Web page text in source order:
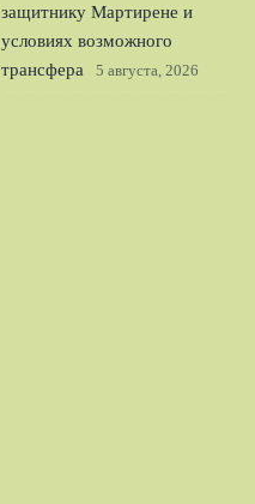
защитнику Мартирене и
условиях возможного
трансфера
5 августа, 2026